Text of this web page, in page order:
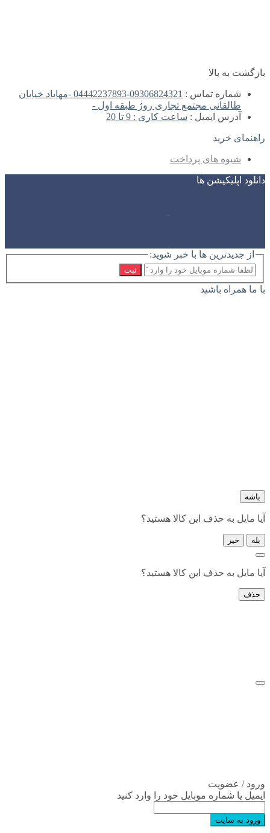
بازگشت به بالا
شماره تماس :
09306824321-04442237893 -مهاباد خیابان
طالقانی مجتمع تجاری روژ طبقه اول -
آدرس ایمیل : ساعت کاری : 9 تا 20
راهنمای خرید
شیوه های پرداخت
دانلود اپلیکیشن ها
از جدیدترین ها با خبر شوید:
ثبت
با ما همراه باشید
باشه
آیا مایل به حذف این کالا هستید؟
بله خیر
آیا مایل به حذف این کالا هستید؟
حذف
ورود / عضویت
ایمیل یا شماره موبایل خود را وارد کنید
ورود به سایت